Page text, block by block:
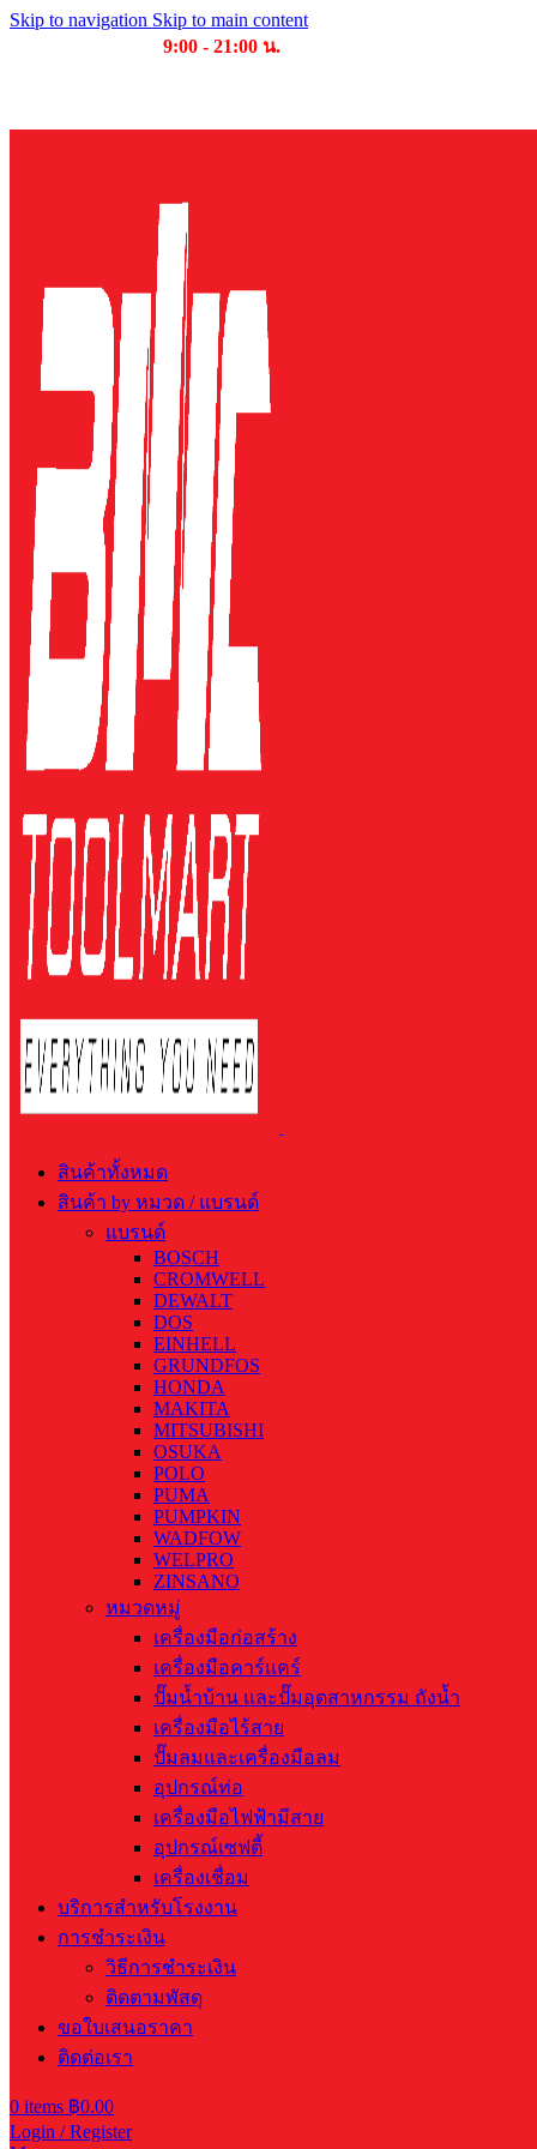
Skip to navigation Skip to main content
9:00 - 21:00 น.
สินค้าทั้งหมด
สินค้า by หมวด / แบรนด์
แบรนด์
BOSCH
CROMWELL
DEWALT
DOS
EINHELL
GRUNDFOS
HONDA
MAKITA
MITSUBISHI
OSUKA
POLO
PUMA
PUMPKIN
WADFOW
WELPRO
ZINSANO
หมวดหมู่
เครื่องมือก่อสร้าง
เครื่องมือคาร์แคร์
ปั๊มน้ำบ้าน และปั๊มอุตสาหกรรม ถังน้ำ
เครื่องมือไร้สาย
ปั๊มลมและเครื่องมือลม
อุปกรณ์ท่อ
เครื่องมือไฟฟ้ามีสาย
อุปกรณ์เซฟตี้
เครื่องเชื่อม
บริการสำหรับโรงงาน
การชำระเงิน
วิธีการชำระเงิน
ติดตามพัสดุ
ขอใบเสนอราคา
ติดต่อเรา
0 items ฿0.00
Login / Register